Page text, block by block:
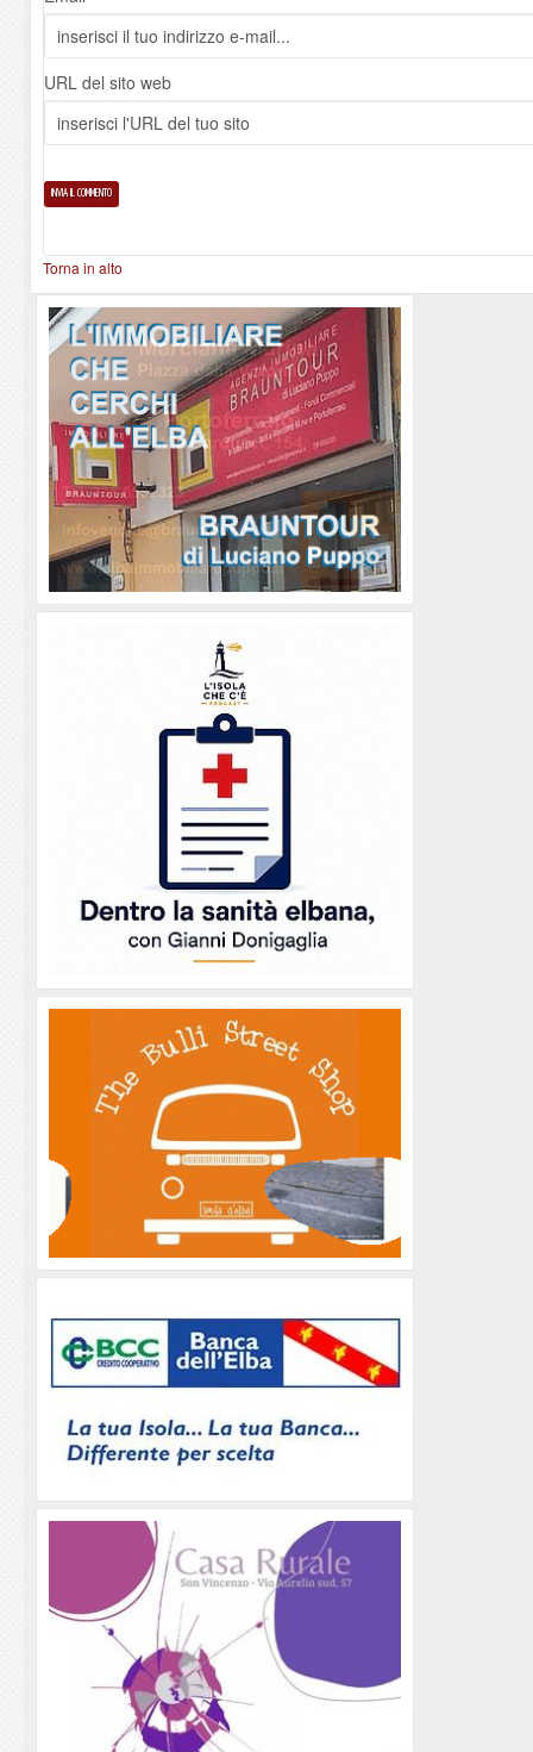
URL del sito web
Torna in alto